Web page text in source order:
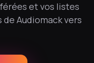
et vos listes
Audiomack vers